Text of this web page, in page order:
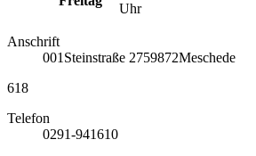
Uhr
Anschrift
001 Steinstraße 2759872Meschede
618
Telefon
0291-941610